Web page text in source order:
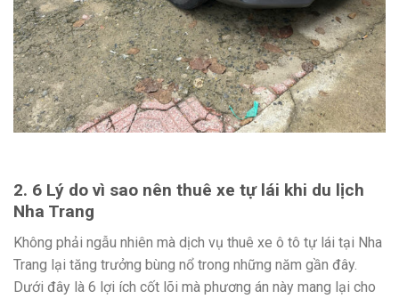
2. 6 Lý do vì sao nên thuê xe tự lái khi du lịch
Nha Trang
Không phải ngẫu nhiên mà dịch vụ thuê xe ô tô tự lái tại Nha
Trang lại tăng trưởng bùng nổ trong những năm gần đây.
Dưới đây là 6 lợi ích cốt lõi mà phương án này mang lại cho